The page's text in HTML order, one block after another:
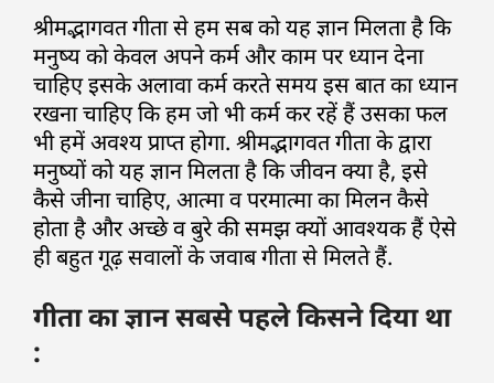
श्रीमद्भागवत गीता से हम सब को यह ज्ञान मिलता है कि
मनुष्य को केवल अपने कर्म और काम पर ध्यान देना
चाहिए इसके अलावा कर्म करते समय इस बात का ध्यान
रखना चाहिए कि हम जो भी कर्म कर रहें हैं उसका फल
भी हमें अवश्य प्राप्त होगा. श्रीमद्भागवत गीता के द्वारा
मनुष्यों को यह ज्ञान मिलता है कि जीवन क्या है, इसे
कैसे जीना चाहिए, आत्मा व परमात्मा का मिलन कैसे
होता है और अच्छे व बुरे की समझ क्यों आवश्यक हैं ऐसे
ही बहुत गूढ़ सवालों के जवाब गीता से मिलते हैं.
गीता का ज्ञान सबसे पहले किसने दिया था
: